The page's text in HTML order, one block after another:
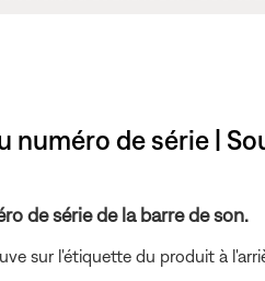
numéro de série |
de série de la barre de son.
sur l'étiquette du produit à